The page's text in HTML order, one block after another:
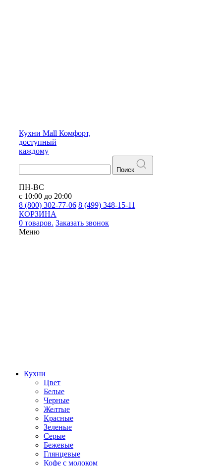
Кухни Mall Комфорт,
доступный
каждому
Поиск
ПН-ВС
с 10:00 до 20:00
8 (800) 302-77-06 8 (499) 348-15-11
КОРЗИНА
0 товаров. Заказать звонок
Меню
Кухни
Цвет
Белые
Черные
Желтые
Красные
Зеленые
Серые
Бежевые
Глянцевые
Кофе с молоком